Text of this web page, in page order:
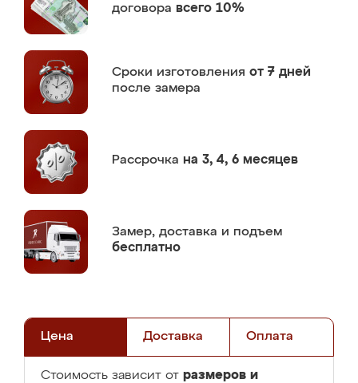
договора всего 10%
Сроки изготовления от 7 дней
после замера
Рассрочка на 3, 4, 6 месяцев
Замер, доставка и подъем
бесплатно
Цена Доставка Оплата
Стоимость зависит от размеров и